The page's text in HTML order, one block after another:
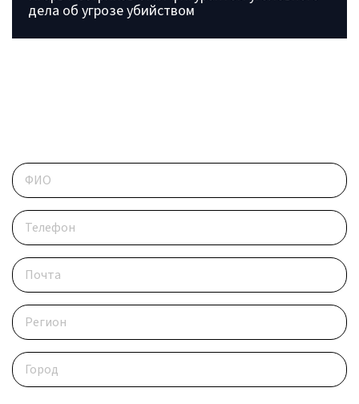
дела об угрозе убийством